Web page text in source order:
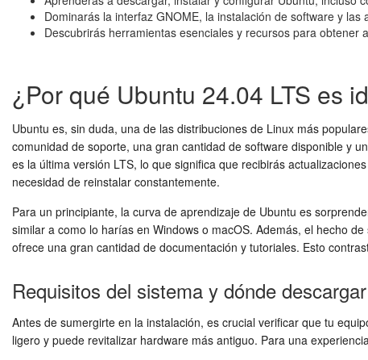
Dominarás la interfaz GNOME, la instalación de software y las
Descubrirás herramientas esenciales y recursos para obtener
¿Por qué Ubuntu 24.04 LTS es
Ubuntu es, sin duda, una de las distribuciones de Linux más
comunidad de soporte, una gran cantidad de software disponible y
es la última versión LTS, lo que significa que recibirás
necesidad de reinstalar constantemente.
Para un principiante, la curva de aprendizaje de Ubuntu es
similar a como lo harías en Windows o macOS. Además, el hecho
ofrece una gran cantidad de documentación y tutoriales. Esto
Requisitos del sistema y dónde
Antes de sumergirte en la instalación, es crucial verificar que tu
ligero y puede revitalizar hardware más antiguo. Para una